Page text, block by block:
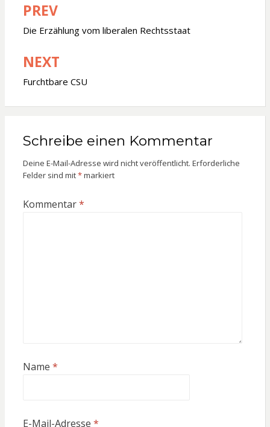
Beitragsnavigation
PREV
Die Erzählung vom liberalen Rechtsstaat
NEXT
Furchtbare CSU
Schreibe einen Kommentar
Deine E-Mail-Adresse wird nicht veröffentlicht. Erforderliche
Felder sind mit*markiert
Kommentar*
Name *
E-Mail-Adresse *